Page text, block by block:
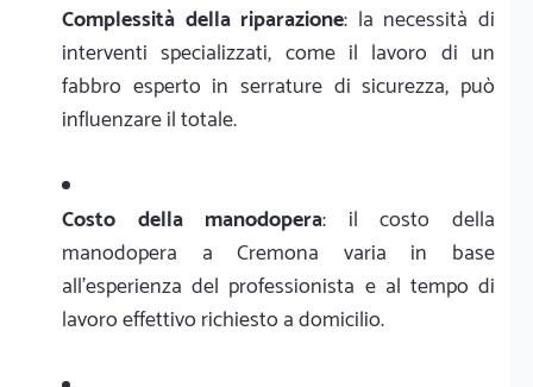
Complessità della riparazione: la necessità di
interventi specializzati, come il lavoro di un
fabbro esperto in serrature di sicurezza, può
influenzare il totale.
Costo della manodopera: il costo della
manodopera a Cremona varia in base
all'esperienza del professionista e al tempo di
lavoro effettivo richiesto a domicilio.